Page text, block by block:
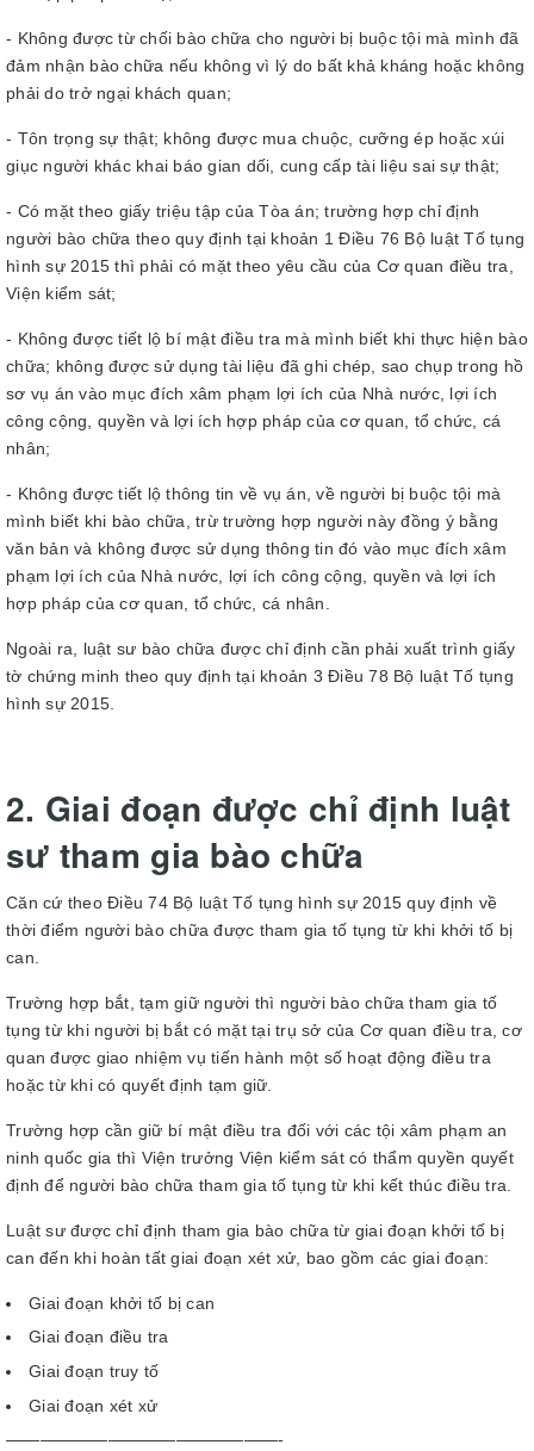
- Không được từ chối bào chữa cho người bị buộc tội mà mình đã
đảm nhận bào chữa nếu không vì lý do bất khả kháng hoặc không
phải do trở ngại khách quan;
- Tôn trọng sự thật; không được mua chuộc, cưỡng ép hoặc xúi
giục người khác khai báo gian dối, cung cấp tài liệu sai sự thật;
- Có mặt theo giấy triệu tập của Tòa án; trường hợp chỉ định
người bào chữa theo quy định tại khoản 1 Điều 76 Bộ luật Tố tụng
hình sự 2015 thì phải có mặt theo yêu cầu của Cơ quan điều tra,
Viện kiểm sát;
- Không được tiết lộ bí mật điều tra mà mình biết khi thực hiện bào
chữa; không được sử dụng tài liệu đã ghi chép, sao chụp trong hồ
sơ vụ án vào mục đích xâm phạm lợi ích của Nhà nước, lợi ích
công cộng, quyền và lợi ích hợp pháp của cơ quan, tổ chức, cá
nhân;
- Không được tiết lộ thông tin về vụ án, về người bị buộc tội mà
mình biết khi bào chữa, trừ trường hợp người này đồng ý bằng
văn bản và không được sử dụng thông tin đó vào mục đích xâm
phạm lợi ích của Nhà nước, lợi ích công cộng, quyền và lợi ích
hợp pháp của cơ quan, tổ chức, cá nhân.
Ngoài ra, luật sư bào chữa được chỉ định cần phải xuất trình giấy
tờ chứng minh theo quy định tại khoản 3 Điều 78 Bộ luật Tố tụng
hình sự 2015.
2. Giai đoạn được chỉ định luật
sư tham gia bào chữa
Căn cứ theo Điều 74 Bộ luật Tố tụng hình sự 2015 quy định về
thời điểm người bào chữa được tham gia tố tụng từ khi khởi tố bị
can.
Trường hợp bắt, tạm giữ người thì người bào chữa tham gia tố
tụng từ khi người bị bắt có mặt tại trụ sở của Cơ quan điều tra, cơ
quan được giao nhiệm vụ tiến hành một số hoạt động điều tra
hoặc từ khi có quyết định tạm giữ.
Trường hợp cần giữ bí mật điều tra đối với các tội xâm phạm an
ninh quốc gia thì Viện trưởng Viện kiểm sát có thẩm quyền quyết
định để người bào chữa tham gia tố tụng từ khi kết thúc điều tra.
Luật sư được chỉ định tham gia bào chữa từ giai đoạn khởi tố bị
can đến khi hoàn tất giai đoạn xét xử, bao gồm các giai đoạn:
Giai đoạn khởi tố bị can
Giai đoạn điều tra
Giai đoạn truy tố
Giai đoạn xét xử
————————————————-